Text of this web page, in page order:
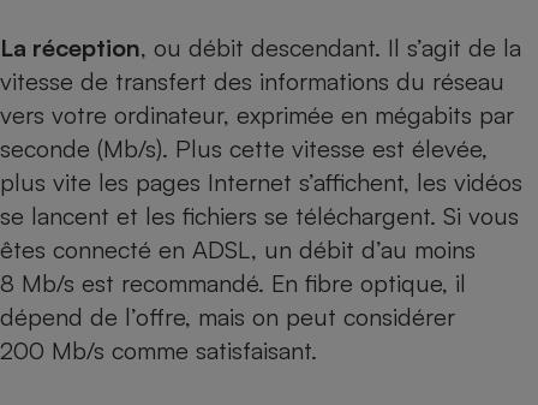
La réception, ou débit descendant. Il s’agit de la
vitesse de transfert des informations du réseau
vers votre ordinateur, exprimée en mégabits par
seconde (Mb/s). Plus cette vitesse est élevée,
plus vite les pages Internet s’affichent, les vidéos
se lancent et les fichiers se téléchargent. Si vous
êtes connecté en ADSL, un débit d’au moins
8 Mb/s est recommandé. En fibre optique, il
dépend de l’offre, mais on peut considérer
200 Mb/s comme satisfaisant.
Climatiseur -
Ventilateur
Antivirus